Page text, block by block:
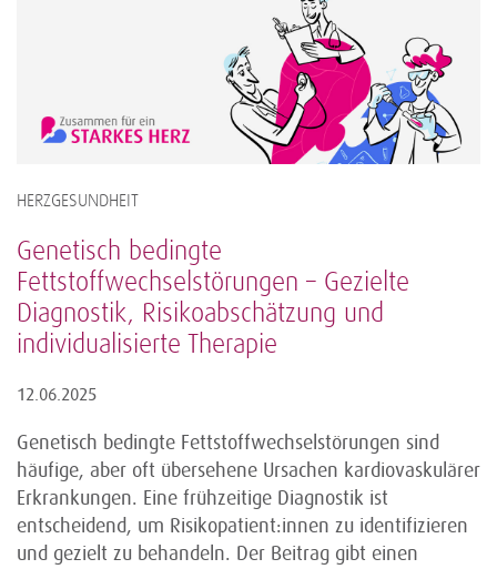
HERZGESUNDHEIT
Genetisch bedingte
Fettstoffwechselstörungen – Gezielte
Diagnostik, Risikoabschätzung und
individualisierte Therapie
12.06.2025
Genetisch bedingte Fettstoffwechselstörungen sind
häufige, aber oft übersehene Ursachen kardiovaskulärer
Erkrankungen. Eine frühzeitige Diagnostik ist
entscheidend, um Risikopatient:innen zu identifizieren
und gezielt zu behandeln. Der Beitrag gibt einen